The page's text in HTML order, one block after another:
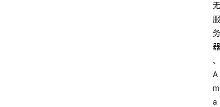
无
服
务
器
、
A
m
a